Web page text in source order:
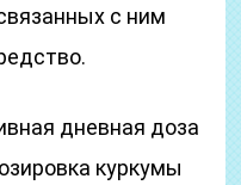
с ним
дневная доза
куркумы